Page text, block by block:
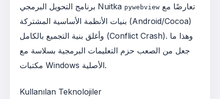
برنامج التحويل البرمجي Nuitka pywebview
بنيات الأنظمة الأساسية المشتركة (Android/Cocoa)
وأغلق بنية التجميع بالكامل (Conflict Crash). وهذا ما
جعل من الصعب حزم التعليمات البرمجية بسلاسة مع
مكتبات Windows الأصلية.
Kullanılan Teknolojiler